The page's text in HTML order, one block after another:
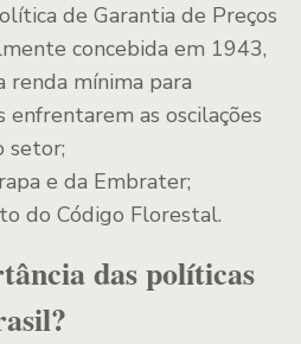
de Garantia de Preços
concebida em 1943,
renda mínima para
as oscilações
setor;
e da Embrater;
do Código Florestal.
das políticas